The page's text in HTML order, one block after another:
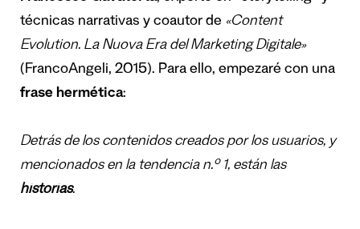
técnicas narrativas y coautor de «Content
Evolution. La Nuova Era del Marketing Digitale»
(FrancoAngeli, 2015). Para ello, empezaré con una
frase hermética:
Detrás de los contenidos creados por los usuarios, y
mencionados en la tendencia n.º 1, están las
historias.